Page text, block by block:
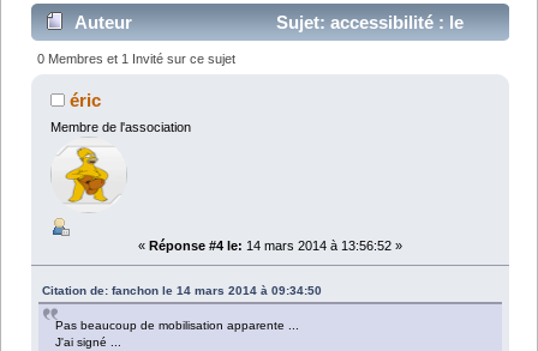
Auteur
Sujet: accessibilité : le
mur des contres (Lu 6805 fois)
0 Membres et 1 Invité sur ce sujet
éric
Membre de l'association
« Réponse #4 le: 14 mars 2014 à 13:56:52 »
Citation de: fanchon le 14 mars 2014 à 09:34:50
Pas beaucoup de mobilisation apparente ...
J'ai signé ...